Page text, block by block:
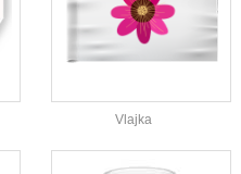
Vlajka